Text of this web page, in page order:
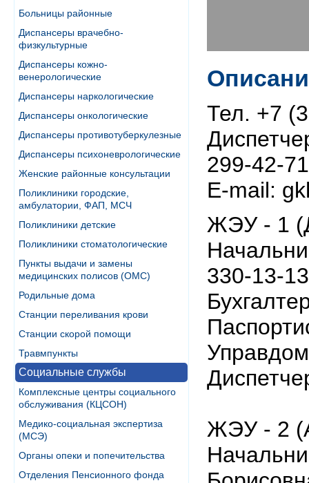
Больницы районные
Диспансеры врачебно-
физкультурные
Диспансеры кожно-
венерологические
Диспансеры наркологические
Диспансеры онкологические
Диспансеры противотуберкулезные
Диспансеры психоневрологические
Женские районные консультации
Поликлиники городские,
амбулатории, ФАП, МСЧ
Поликлиники детские
Поликлиники стоматологические
Пункты выдачи и замены
медицинских полисов (ОМС)
Родильные дома
Станции переливания крови
Станции скорой помощи
Травмпункты
Социальные службы
Комплексные центры социального
обслуживания (КЦСОН)
Медико-социальная экспертиза
(МСЭ)
Органы опеки и попечительства
Отделения Пенсионного фонда
Тел. +7
299-42-71
E-mail:
ЖЭУ - 1
330-13-
ЖЭУ - 2